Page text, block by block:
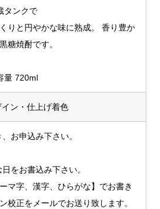
タンクで
りと円やかな味に熟成。 香り豊か
糖焼酎です。
量 720ml
イン・仕上げ着色
お申込み下さい。
をお書込み下さい。
マ字、漢字、ひらがな】でお書き
校正をメールでお送り致します。